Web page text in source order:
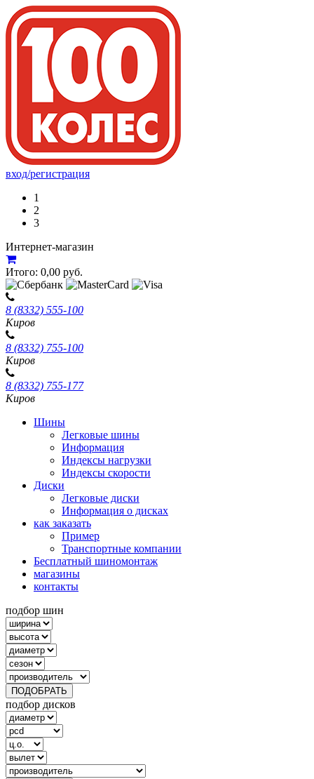
вход/регистрация
1
2
3
Интернет-магазин
Итого: 0,00 руб.
8 (8332) 555-100
Киров
8 (8332) 755-100
Киров
8 (8332) 755-177
Киров
Шины
Легковые шины
Информация
Индексы нагрузки
Индексы скорости
Диски
Легковые диски
Информация о дисках
как заказать
Пример
Транспортные компании
Бесплатный шиномонтаж
магазины
контакты
подбор шин
ПОДОБРАТЬ
подбор дисков